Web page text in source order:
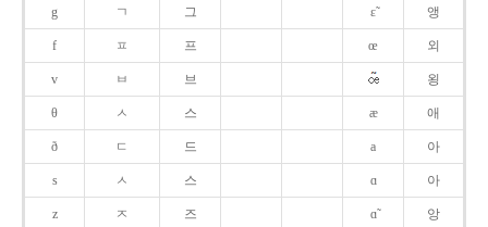
g ㄱ 그 ɛ̃ 앵
f ㅍ 프 œ 외
v ㅂ 브 욍
θ ㅅ 스 æ 애
ð ㄷ 드 a 아
s ㅅ 스 ɑ 아
z ㅈ 즈 ɑ̃ 앙